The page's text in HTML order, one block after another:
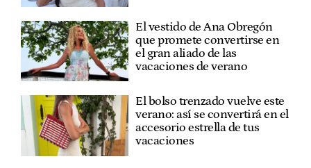
El vestido de Ana Obregón
que promete convertirse en
el gran aliado de las
vacaciones de verano
El bolso trenzado vuelve este
verano: así se convertirá en el
accesorio estrella de tus
vacaciones